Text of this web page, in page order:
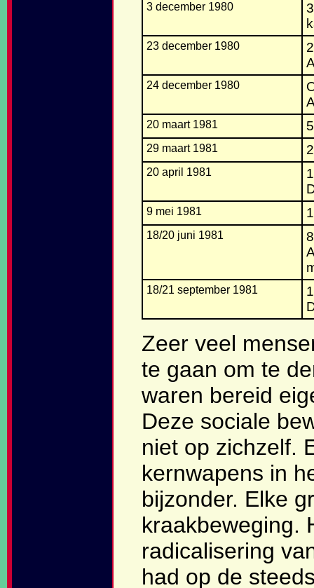
3 december 1980
23 december 1980
24 december 1980
20 maart 1981
29 maart 1981
20 april 1981
9 mei 1981
18/20 juni 1981
18/21 september 1981
Zeer veel
te gaan om te
waren bereid
Deze sociale
niet op zichzelf.
kernwapens in
bijzonder. Elke
kraakbeweging.
radicalisering
had op de